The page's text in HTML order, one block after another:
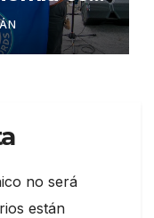
Rojo
no será
están